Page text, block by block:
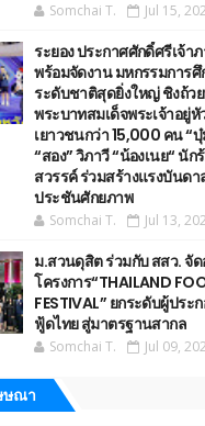
Somchai T. Jul 15,
ระยอง ประกาศศักดิ์ศรีเจ้า
พร้อมจัดงาน มหกรรมการ
ระดับชาติสุดยิ่งใหญ่ ชิงถ้ว
พระบาทสมเด็จพระเจ้าอยู่
เยาวชนกว่า 15,000 คน “
“สอง” วิภาวี “น้องเนย“ นั
สวรรค์ ร่วมสร้างแรงบันดา
ประชันศักยภาพ
Somchai T. Jul 13,
ม.สวนดุสิต ร่วมกับ สสว. จั
โครงการ“THAILAND
FESTIVAL” ยกระดับผู้ประ
ฟู้ดไทย สู่มาตรฐานสากล
Somchai T. Jul 09,
ษณา